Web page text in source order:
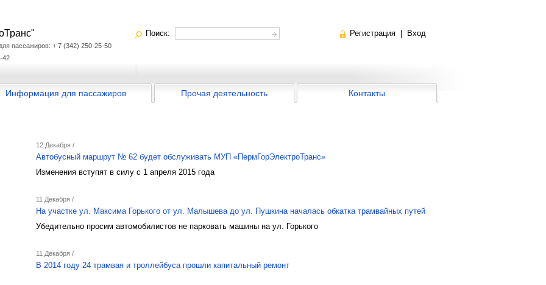
пассажиров: + 7 (342) 250-25-50
42
Поиск: Регистрация Вход
Информация для пассажиров Прочая деятельность Контакты
12 Декабря /
Автобусный маршрут № 62 будет обслуживать МУП «ПермГорЭлектроТранс»
Изменения вступят в силу с 1 апреля 2015 года
11 Декабря /
На участке ул. Максима Горького от ул. Малышева до ул. Пушкина началась обкатка трамвайных путей
Убедительно просим автомобилистов не парковать машины на ул. Горького
11 Декабря /
В 2014 году 24 трамвая и троллейбуса прошли капитальный ремонт